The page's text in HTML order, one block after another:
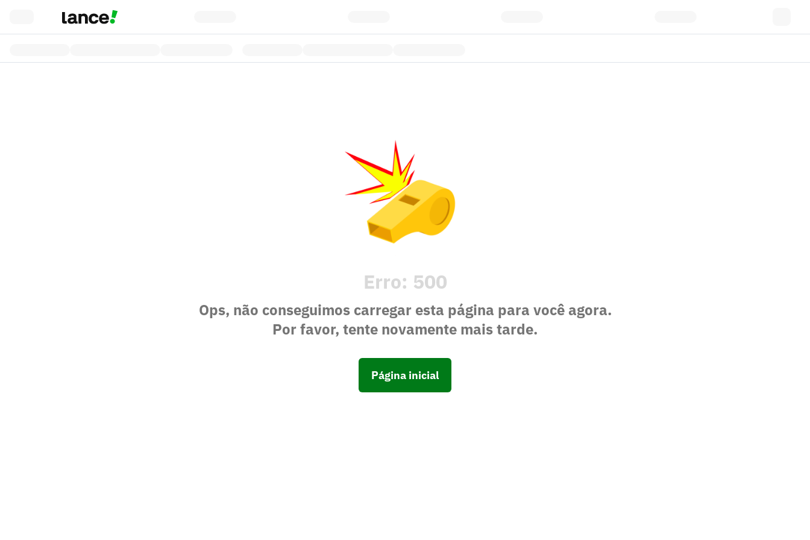
Erro: 500
Ops, não conseguimos carregar esta página para você agora.
Por favor, tente novamente mais tarde.
Página inicial